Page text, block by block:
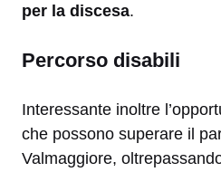
per la discesa.
Percorso disabili
Interessante inoltre
che possono superare il
Valmaggiore,